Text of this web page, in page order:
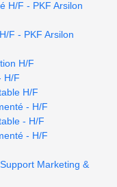
H/F - PKF Arsilon
F - PKF Arsilon
H/F
H/F
H/F
- H/F
- H/F
- H/F
Marketing &